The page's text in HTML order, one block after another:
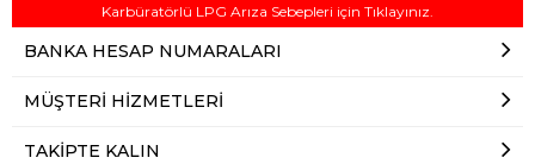
Karbüratörlü LPG Arıza Sebepleri için Tıklayınız.
BANKA HESAP NUMARALARI
MÜŞTERI HIZMETLERI
TAKIPTE KALIN